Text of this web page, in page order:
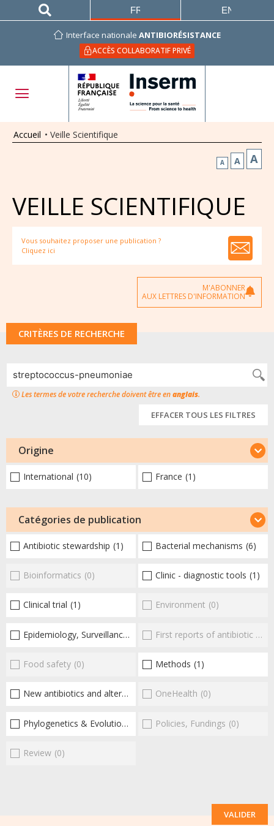
Interface nationale ANTIBIORÉSISTANCE
ACCÈS COLLABORATIF PRIVÉ
FRANÇAIS ENGLISH
Accueil • Veille Scientifique
A A A
VEILLE SCIENTIFIQUE
Vous souhaitez proposer une publication ?
Cliquez ici
M'ABONNER
AUX LETTRES D'INFORMATION
CRITÈRES DE RECHERCHE
Les termes de votre recherche doivent être enanglais.
EFFACER TOUS LES FILTRES
Origine
International (10) France (1)
Catégories de publication
Antibiotic stewardship (1) Bacterial mechanisms (6)
Bioinformatics (0) Clinic - diagnostic tools (1)
Clinical trial (1) Environment (0)
Epidemiology, Surveillance First reports of antibiotic resistance
Food safety (0) Methods (1)
New antibiotics and alternatives (6)
OneHealth (0)
Phylogenetics & Evolution Policies, Fundings (0)
Review (0)
VALIDER